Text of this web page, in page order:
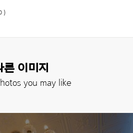
)
른 이미지
you may like